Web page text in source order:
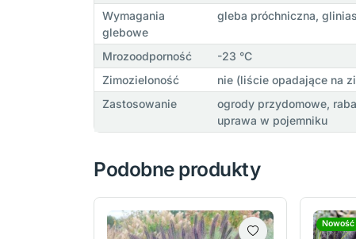
Wymagania
glebowe
gleba próchniczna,
Mrozoodporność
-23 °C
Zimozieloność
nie (liście opadające na
Zastosowanie
ogrody przydomowe,
uprawa w pojemniku
Podobne produkty
Nowość